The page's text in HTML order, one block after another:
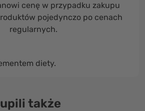
cenę w przypadku zakupu
pojedynczo po cenach
regularnych.
diety.
także